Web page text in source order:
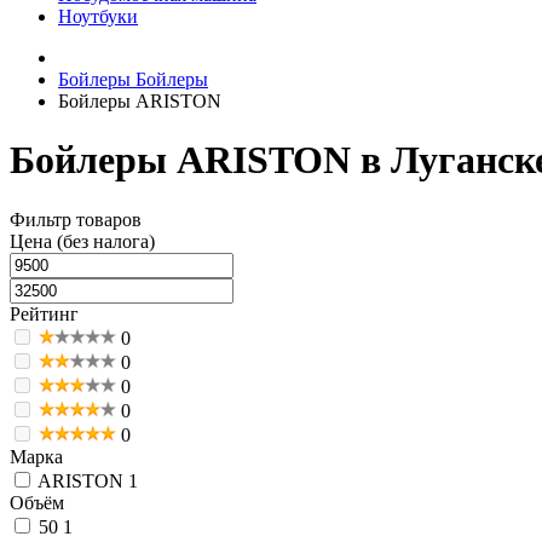
Ноутбуки
Бойлеры Бойлеры
Бойлеры ARISTON
Бойлеры ARISTON в
Фильтр товаров
Цена (без налога)
Рейтинг
0
0
0
0
0
Марка
ARISTON 1
Объём
50 1